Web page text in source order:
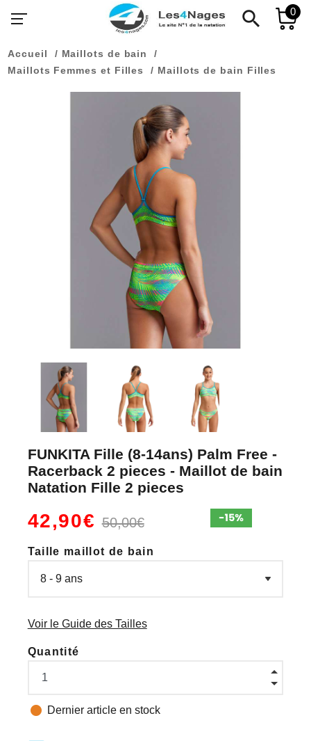
search 0
Accueil
Maillots de bain
Maillots Femmes et Filles
Maillots de bain Filles
FUNKITA Fille (8-14ans) Palm Free -
Racerback 2 pieces - Maillot de bain
Natation Fille 2 pieces
42,90€50,00€
Taille maillot de bain
Voir le Guide des Tailles
Quantité
 Dernier article en stock